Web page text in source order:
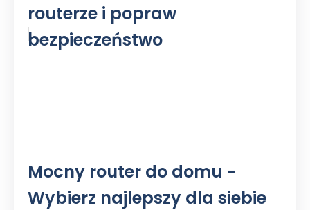
routerze i popraw
bezpieczeństwo
Mocny router do domu -
Wybierz najlepszy dla siebie